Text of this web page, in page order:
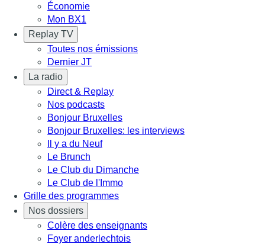
Économie
Mon BX1
Replay TV
Toutes nos émissions
Dernier JT
La radio
Direct & Replay
Nos podcasts
Bonjour Bruxelles
Bonjour Bruxelles: les interviews
Il y a du Neuf
Le Brunch
Le Club du Dimanche
Le Club de l'Immo
Grille des programmes
Nos dossiers
Colère des enseignants
Foyer anderlechtois